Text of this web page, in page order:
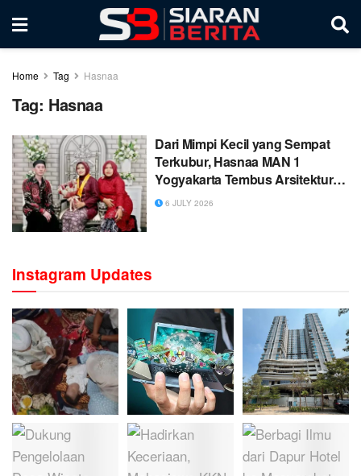
Home Tag Hasnaa
Tag: Hasnaa
Dari Mimpi Kecil yang Sempat
Terkubur, Hasnaa MAN 1
Yogyakarta Tembus Arsitektur
UIN Sunan Kalijaga
6 JULY 2026
Instagram Updates